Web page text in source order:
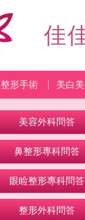
佳
整形手術 美白
美容外科問答
鼻整形專科問答
眼睑整形專科問答
整形外科問答